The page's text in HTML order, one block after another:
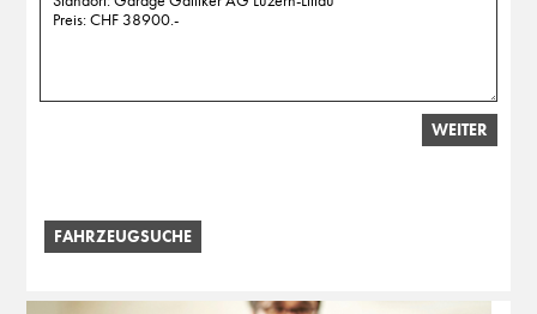
WEITER
FAHRZEUGSUCHE